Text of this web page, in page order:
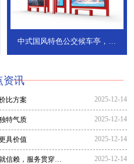
中式国风特色公交候车亭，承
资讯
比方案 2025-12-14
特气质 2025-12-14
具价值 2025-12-14
信赖，服务贯穿全
2025-12-14